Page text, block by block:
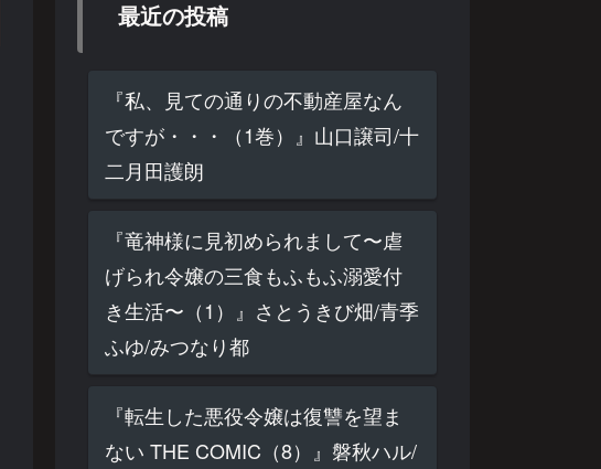
最近の投稿
『私、見ての通りの不動産屋なん
ですが・・・（1巻）』山口譲司/十
二月田護朗
『竜神様に見初められまして〜虐
げられ令嬢の三食もふもふ溺愛付
き生活〜（1）』さとうきび畑/青季
ふゆ/みつなり都
『転生した悪役令嬢は復讐を望ま
ない THE COMIC（8）』磐秋ハル/